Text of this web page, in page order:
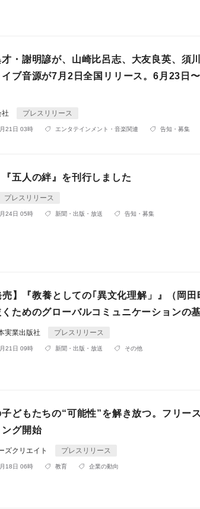
才・謝明諺が、山崎比呂志、大友良英、須
ブ音源が7月2日全国リリース。6月23日
社 プレスリリース
21日 03時 エンタテインメント・音楽関連 告知・募集
『五人の絆』を刊行しました
プレスリリース
24日 05時 新聞・出版・放送 告知・募集
売】『教養としての｢異文化理解」』（岡
ためのグローバルコミュニケーションの
実業出版社 プレスリリース
21日 09時 新聞・出版・放送 その他
どもたちの“可能性”を解き放つ。フリー
ング開始
ズクリエイト プレスリリース
18日 06時 教育 企業の動向